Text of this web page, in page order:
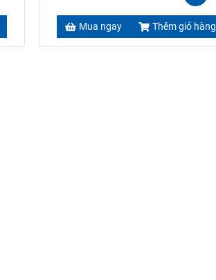
Mua ngay Thêm giỏ hàng